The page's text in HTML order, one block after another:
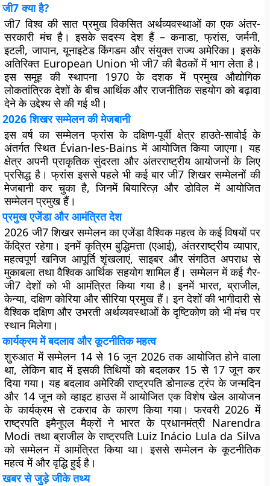
जी7 क्या है?
जी7 विश्व की सात प्रमुख विकसित अर्थव्यवस्थाओं का एक अंतर-
सरकारी मंच है। इसके सदस्य देश हैं – कनाडा, फ्रांस, जर्मनी,
इटली, जापान, यूनाइटेड किंगडम और संयुक्त राज्य अमेरिका। इसके
अतिरिक्त European Union भी जी7 की बैठकों में भाग लेता है।
इस समूह की स्थापना 1970 के दशक में प्रमुख औद्योगिक
लोकतांत्रिक देशों के बीच आर्थिक और राजनीतिक सहयोग को बढ़ावा
देने के उद्देश्य से की गई थी।
2026 शिखर सम्मेलन की मेजबानी
इस वर्ष का सम्मेलन फ्रांस के दक्षिण-पूर्वी क्षेत्र हाउते-सावोई के
अंतर्गत स्थित Évian-les-Bains में आयोजित किया जाएगा। यह
क्षेत्र अपनी प्राकृतिक सुंदरता और अंतरराष्ट्रीय आयोजनों के लिए
प्रसिद्ध है। फ्रांस इससे पहले भी कई बार जी7 शिखर सम्मेलनों की
मेजबानी कर चुका है, जिनमें बियारित्ज़ और डोविल में आयोजित
सम्मेलन प्रमुख हैं।
प्रमुख एजेंडा और आमंत्रित देश
2026 जी7 शिखर सम्मेलन का एजेंडा वैश्विक महत्व के कई विषयों पर
केंद्रित रहेगा। इनमें कृत्रिम बुद्धिमत्ता (एआई), अंतरराष्ट्रीय व्यापार,
महत्वपूर्ण खनिज आपूर्ति शृंखलाएं, साइबर और संगठित अपराध से
मुकाबला तथा वैश्विक आर्थिक सहयोग शामिल हैं। सम्मेलन में कई गैर-
जी7 देशों को भी आमंत्रित किया गया है। इनमें भारत, ब्राजील,
केन्या, दक्षिण कोरिया और सीरिया प्रमुख हैं। इन देशों की भागीदारी से
वैश्विक दक्षिण और उभरती अर्थव्यवस्थाओं के दृष्टिकोण को भी मंच पर
स्थान मिलेगा।
कार्यक्रम में बदलाव और कूटनीतिक महत्व
शुरुआत में सम्मेलन 14 से 16 जून 2026 तक आयोजित होने वाला
था, लेकिन बाद में इसकी तिथियों को बदलकर 15 से 17 जून कर
दिया गया। यह बदलाव अमेरिकी राष्ट्रपति डोनाल्ड ट्रंप के जन्मदिन
और 14 जून को व्हाइट हाउस में आयोजित एक विशेष खेल आयोजन
के कार्यक्रम से टकराव के कारण किया गया। फरवरी 2026 में
राष्ट्रपति इमैनुएल मैक्रों ने भारत के प्रधानमंत्री Narendra
Modi तथा ब्राजील के राष्ट्रपति Luiz Inácio Lula da Silva
को सम्मेलन में आमंत्रित किया था। इससे सम्मेलन के कूटनीतिक
महत्व में और वृद्धि हुई है।
खबर से जुड़े जीके तथ्य